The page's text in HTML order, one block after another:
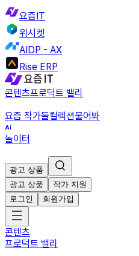
요즘IT
위시켓
AIDP - AX
Rise ERP
콘텐츠프로덕트 밸리
요즘 작가들컬렉션물어봐
놀이터
광고 상품
광고 상품
작가 지원
로그인
회원가입
콘텐츠
프로덕트 밸리